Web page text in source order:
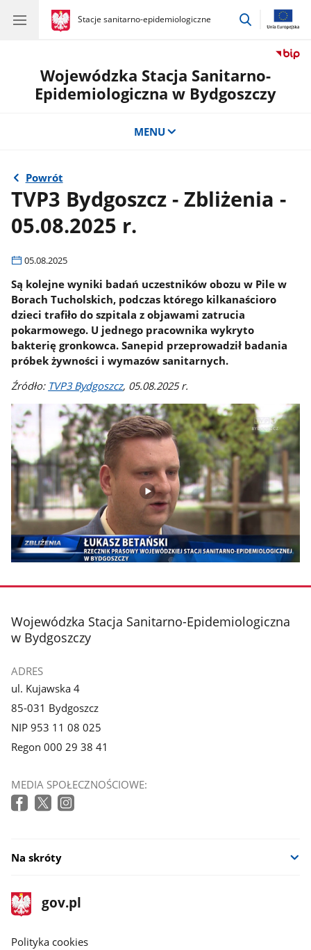
gov.pl
Stacje sanitarno-epidemiologiczne
gov.pl
Stacje
przejdź
Wojewódzka Stacja Sanitarno-
Epidemiologiczna w Bydgoszczy
MENU
Powrót
TVP3 Bydgoszcz - Zbliżenia -
05.08.2025 r.
05.08.2025
Są kolejne wyniki badań uczestników obozu w Pile w
Borach Tucholskich, podczas którego kilkanaścioro
dzieci trafiło do szpitala z objawami zatrucia
pokarmowego. U jednego pracownika wykryto
bakterię gronkowca. Sanepid przeprowadził badania
próbek żywności i wymazów sanitarnych.
Źródło: TVP3 Bydgoszcz, 05.08.2025 r.
stopka
Wojewódzka Stacja Sanitarno-Epidemiologiczna
w Bydgoszczy
ADRES
ul. Kujawska 4
85-031 Bydgoszcz
NIP 953 11 08 025
Regon 000 29 38 41
MEDIA SPOŁECZNOŚCIOWE:
Na skróty
stopka
gov.pl
Strona
gov.pl
gov.pl
Polityka cookies